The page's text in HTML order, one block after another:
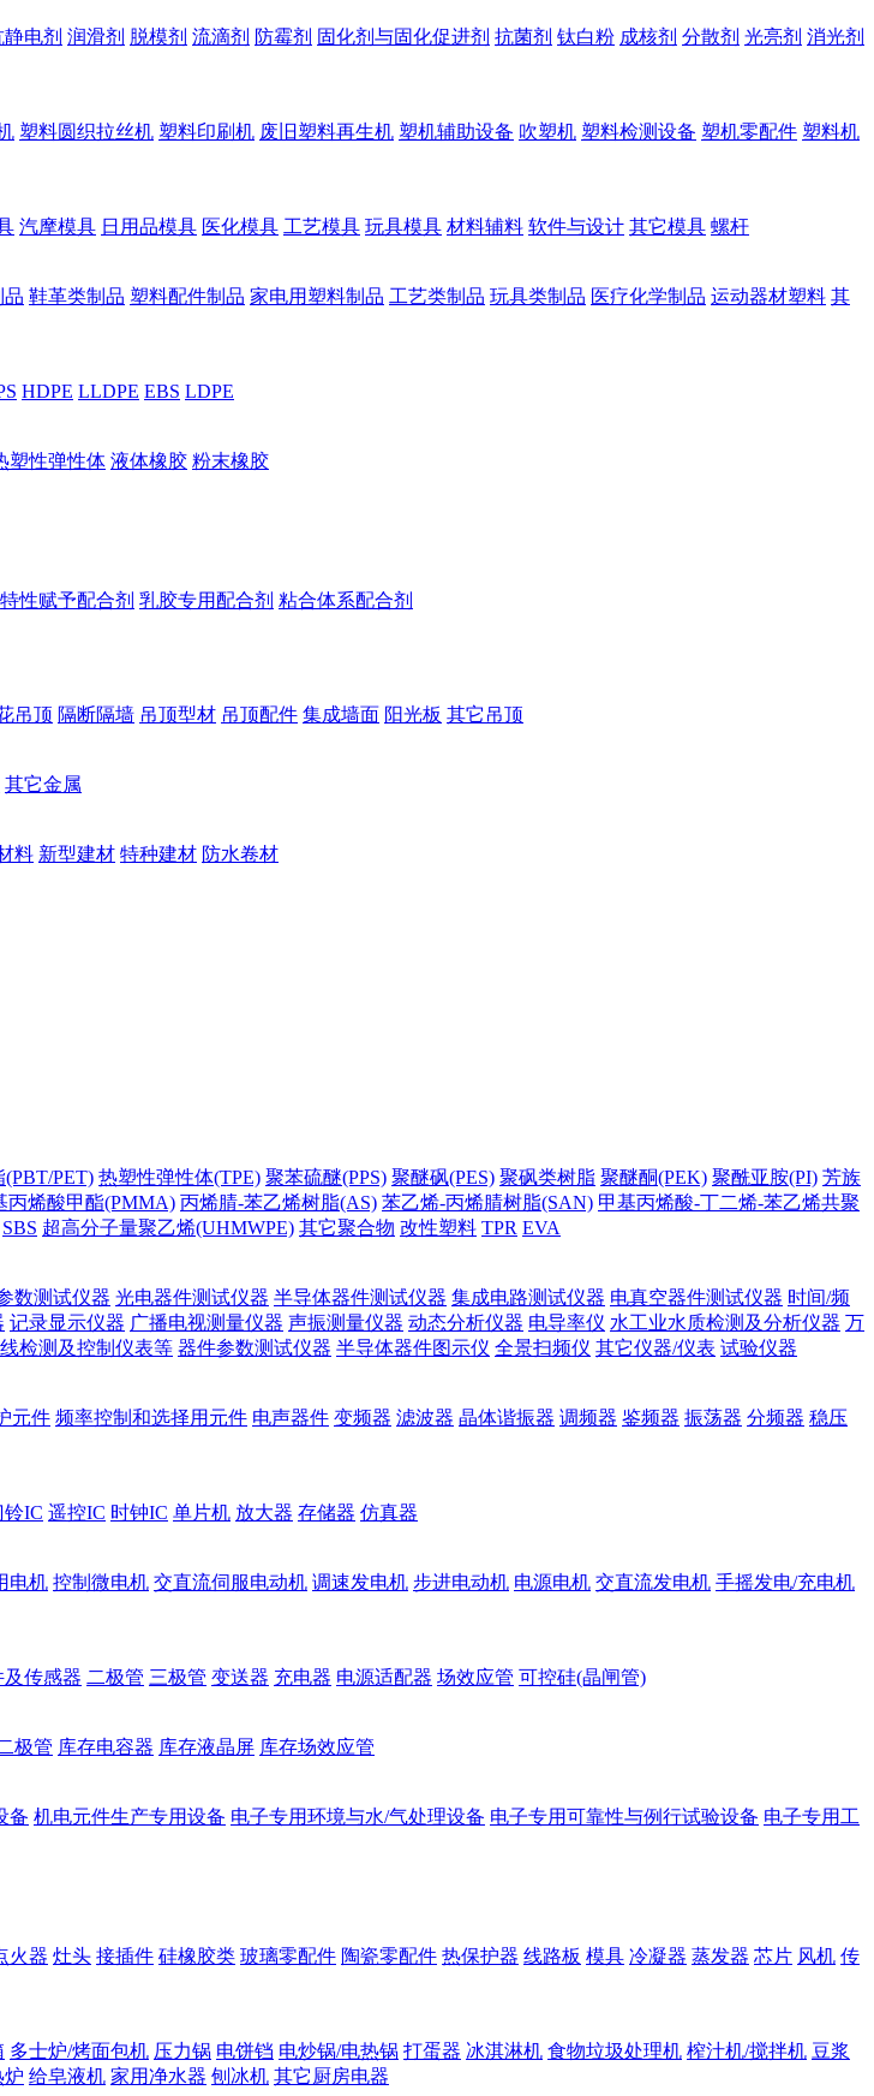
静电剂 润滑剂 脱模剂 流滴剂 防霉剂 固化剂与固化促进剂 抗菌剂 钛白粉 成核剂 分散剂 光亮剂 消光剂
塑料圆织拉丝机 塑料印刷机 废旧塑料再生机 塑机辅助设备 吹塑机 塑料检测设备 塑机零配件 塑料机
汽摩模具 日用品模具 医化模具 工艺模具 玩具模具 材料辅料 软件与设计 其它模具 螺杆
品 鞋革类制品 塑料配件制品 家电用塑料制品 工艺类制品 玩具类制品 医疗化学制品 运动器材塑料 其
HDPE LLDPE EBS LDPE
塑性弹性体 液体橡胶 粉末橡胶
特性赋予配合剂 乳胶专用配合剂 粘合体系配合剂
吊顶 隔断隔墙 吊顶型材 吊顶配件 集成墙面 阳光板 其它吊顶
其它金属
料 新型建材 特种建材 防水卷材
(PBT/PET) 热塑性弹性体(TPE) 聚苯硫醚(PPS) 聚醚砜(PES) 聚砜类树脂 聚醚酮(PEK) 聚酰亚胺(PI) 芳族
丙烯酸甲酯(PMMA) 丙烯腈-苯乙烯树脂(AS) 苯乙烯-丙烯腈树脂(SAN) 甲基丙烯酸-丁二烯-苯乙烯共聚
SBS 超高分子量聚乙烯(UHMWPE) 其它聚合物 改性塑料 TPR EVA
数测试仪器 光电器件测试仪器 半导体器件测试仪器 集成电路测试仪器 电真空器件测试仪器 时间/频
记录显示仪器 广播电视测量仪器 声振测量仪器 动态分析仪器 电导率仪 水工业水质检测及分析仪器 万
检测及控制仪表等 器件参数测试仪器 半导体器件图示仪 全景扫频仪 其它仪器/仪表 试验仪器
元件 频率控制和选择用元件 电声器件 变频器 滤波器 晶体谐振器 调频器 鉴频器 振荡器 分频器 稳压
铃IC 遥控IC 时钟IC 单片机 放大器 存储器 仿真器
电机 控制微电机 交直流伺服电动机 调速发电机 步进电动机 电源电机 交直流发电机 手摇发电/充电机
传感器 二极管 三极管 变送器 充电器 电源适配器 场效应管 可控硅(晶闸管)
极管 库存电容器 库存液晶屏 库存场效应管
备 机电元件生产专用设备 电子专用环境与水/气处理设备 电子专用可靠性与例行试验设备 电子专用工
火器 灶头 接插件 硅橡胶类 玻璃零配件 陶瓷零配件 热保护器 线路板 模具 冷凝器 蒸发器 芯片 风机 传
多士炉/烤面包机 压力锅 电饼铛 电炒锅/电热锅 打蛋器 冰淇淋机 食物垃圾处理机 榨汁机/搅拌机 豆浆
炉 给皂液机 家用净水器 刨冰机 其它厨房电器